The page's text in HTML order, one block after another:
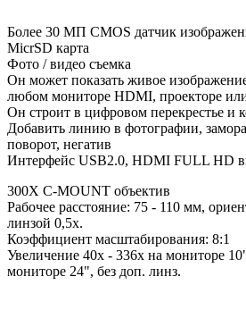
Более 30 МП CMOS датчик
MicrSD карта
Фото / видео съемка
Он может показать живое
любом мониторе HDMI, проекторе или
Он строит в цифровом перекрестье и
Добавить линию в фотографии,
поворот, негатив
Интерфейс USB2.0, HDMI FULL HD
300X C-MOUNT объектив
Рабочее расстояние: 75 - 110 мм,
линзой 0,5х.
Коэффициент масштабирования: 8:1
Увеличение 40х - 336х на мониторе
мониторе 24", без доп. линз.